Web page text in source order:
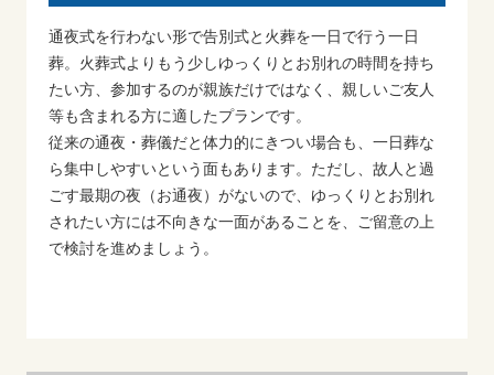
通夜式を行わない形で告別式と火葬を一日で行う一日
葬。火葬式よりもう少しゆっくりとお別れの時間を持ち
たい方、参加するのが親族だけではなく、親しいご友人
等も含まれる方に適したプランです。
従来の通夜・葬儀だと体力的にきつい場合も、一日葬な
ら集中しやすいという面もあります。ただし、故人と過
ごす最期の夜（お通夜）がないので、ゆっくりとお別れ
されたい方には不向きな一面があることを、ご留意の上
で検討を進めましょう。